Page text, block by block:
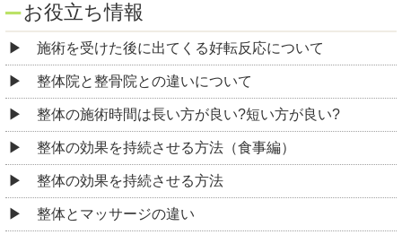
お役立ち情報
施術を受けた後に出てくる好転反応について
整体院と整骨院との違いについて
整体の施術時間は長い方が良い?短い方が良い?
整体の効果を持続させる方法（食事編）
整体の効果を持続させる方法
整体とマッサージの違い